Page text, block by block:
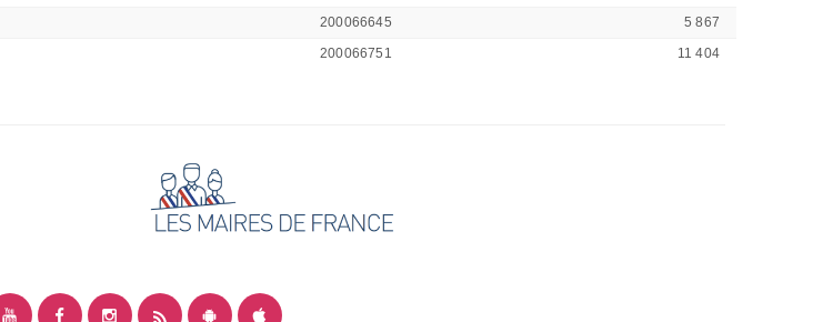
200066645
5 867
200066751 11 404